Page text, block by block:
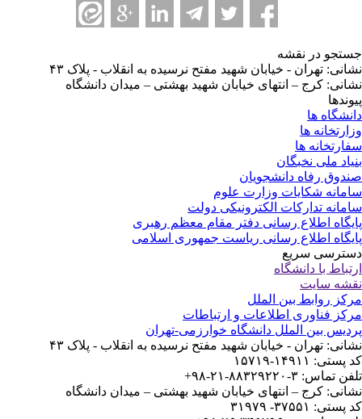
در نقشه
تهران - خیابان شهید مفتح نرسیده به انقلاب - پلاک ۴۳
کرج – انتهای خیابان شهید بهشتی – میدان دانشگاه
ها
ها
ها
ملی نخبگان
رفاه دانشجویان
شکایات وزارت علوم
تدارکات الکترونیکی دولت
اطلاع رسانی دفتر مقام معظم رهبری
اطلاع رسانی ریاست جمهوری اسلامی
سریع
با دانشگاه
سایت
روابط بین الملل
فناوری اطلاعات و ارتباطات
بین الملل دانشگاه خوارزمی-تهران
تهران - خیابان شهید مفتح نرسیده به انقلاب - پلاک ۴۳
۱۴۹۱۱-۱۵۷۱۹
تماس: ۳-۸۸۳۲۹۲۲۰-۲۱-۹۸+
کرج – انتهای خیابان شهید بهشتی – میدان دانشگاه
۳۷۵۵۱- ۳۱۹۷۹